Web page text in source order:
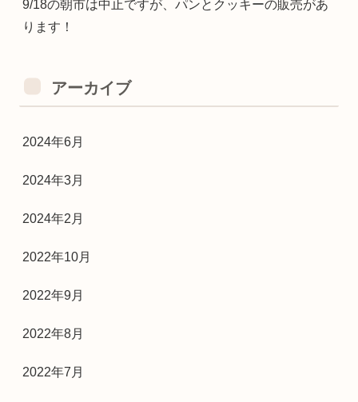
9/18の朝市は中止ですが、パンとクッキーの販売があ
ります！
アーカイブ
2024年6月
2024年3月
2024年2月
2022年10月
2022年9月
2022年8月
2022年7月